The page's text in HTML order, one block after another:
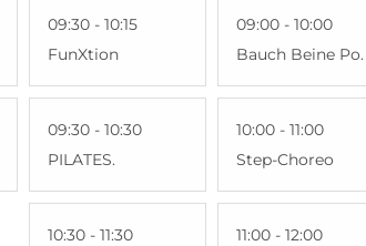
09:30 - 10:15
FunXtion
09:30 - 10:30
PILATES.
10:30 - 11:30
09:00 - 10:00
Bauch Beine Po.
10:00 - 11:00
Step-Choreo
11:00 - 12:00